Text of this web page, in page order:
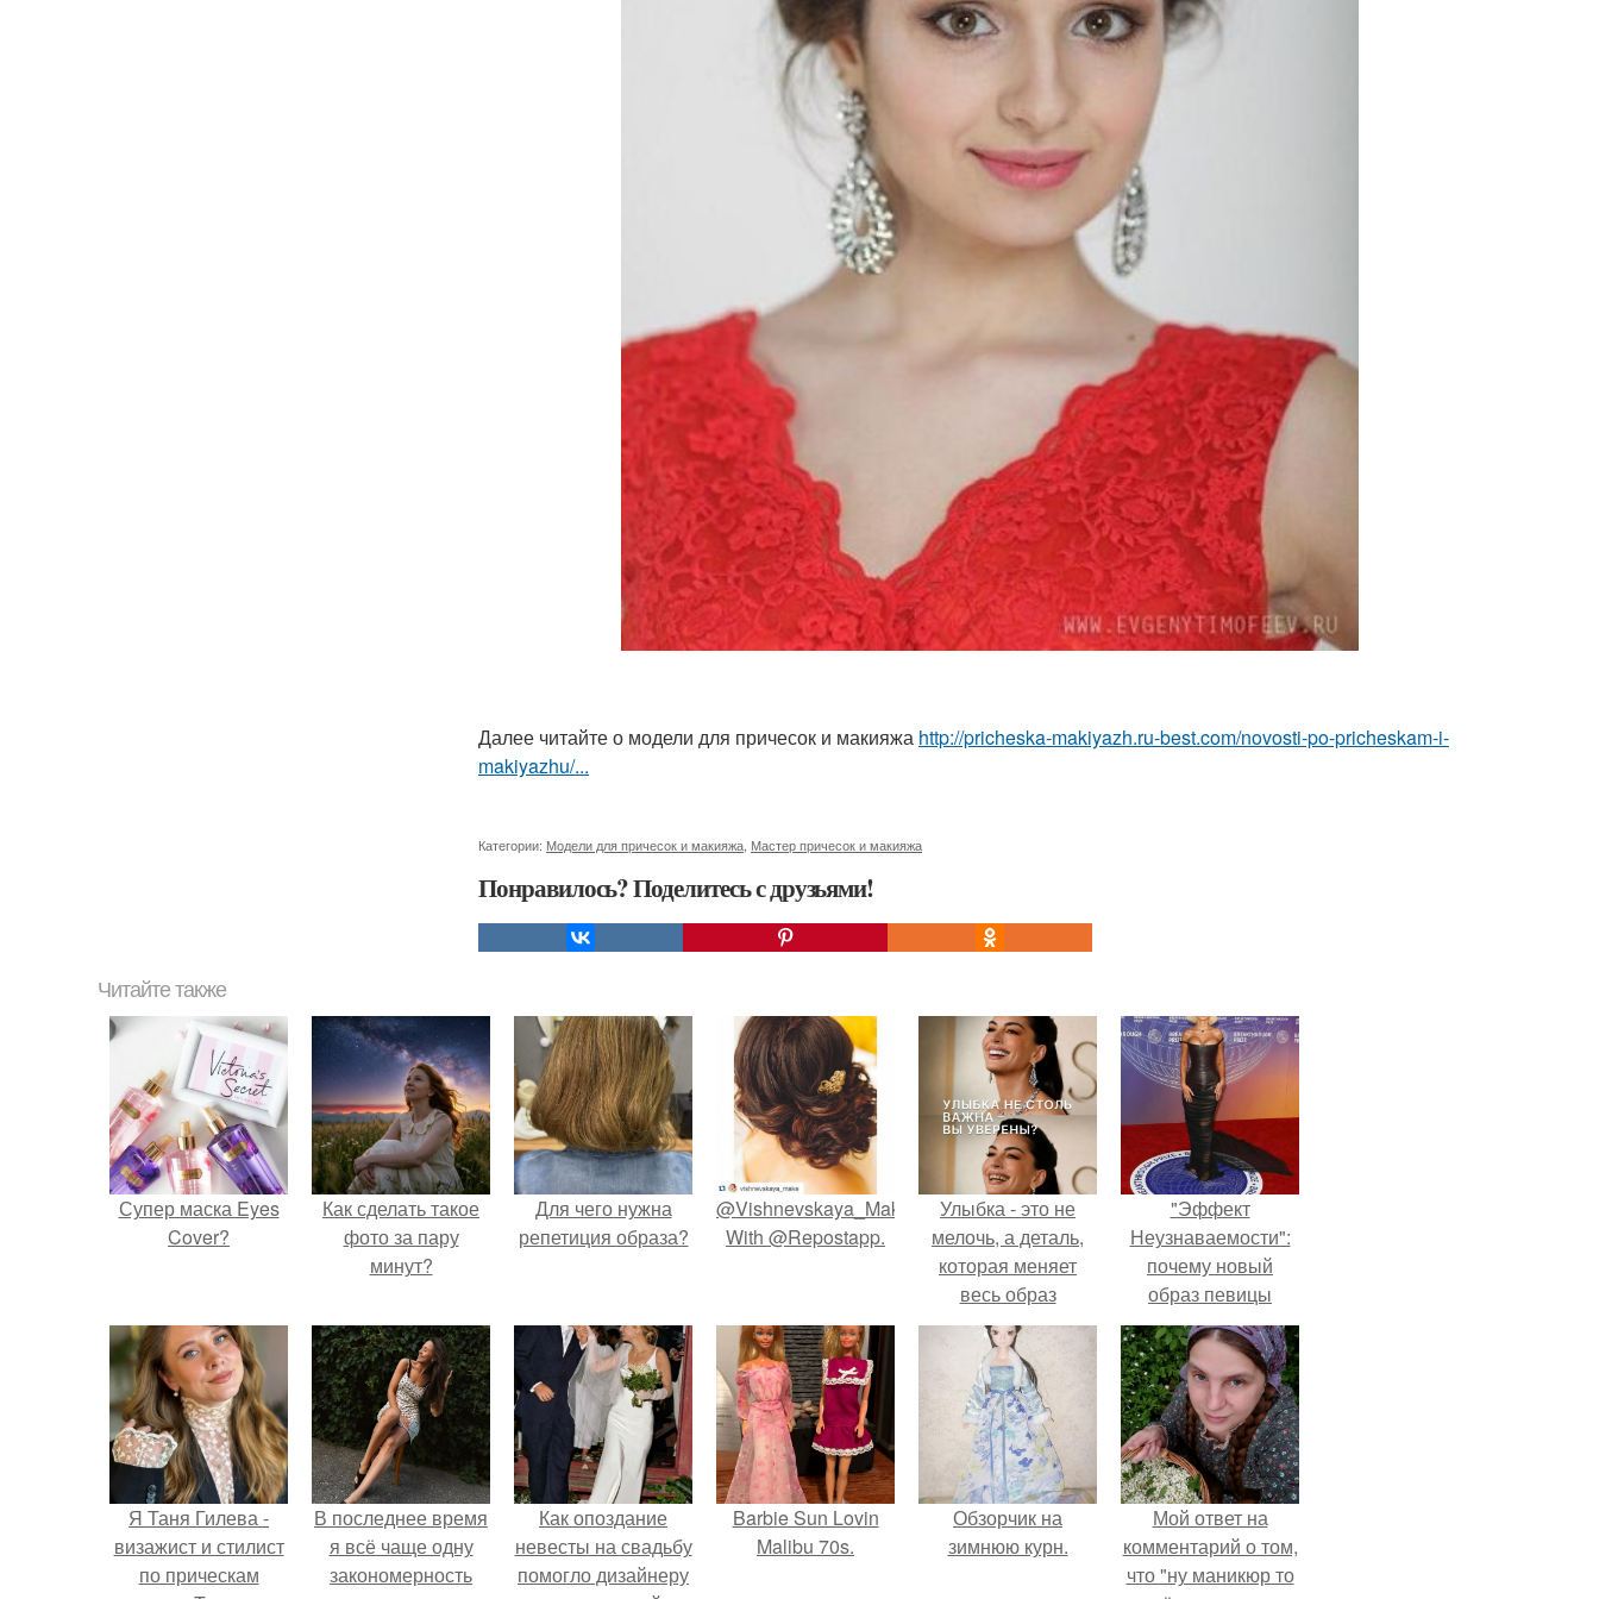
Далее читайте о модели для причесок и макияжа http://pricheska-makiyazh.ru-best.com/novosti-po-pricheskam-i-
makiyazhu/...
Категории: Модели для причесок и макияжа, Мастер причесок и макияжа
Понравилось? Поделитесь с друзьями!
Читайте также
Супер маска Eyes
Cover?
Как сделать такое
фото за пару
минут?
Для чего нужна
репетиция образа?
@Vishnevskaya_Make
With @Repostapp.
Улыбка - это не
мелочь, а деталь,
которая меняет
весь образ
человека.
"Эффект
Неузнаваемости":
почему новый
образ певицы
вызвал споры о
гранях
возможного?
Я Таня Гилева -
визажист и стилист
по прическам
В последнее время
я всё чаще одну
закономерность
Как опоздание
невесты на свадьбу
помогло дизайнеру
Barbie Sun Lovin
Malibu 70s.
Обзорчик на
зимнюю курн.
Мой ответ на
комментарий о том,
что "ну маникюр то